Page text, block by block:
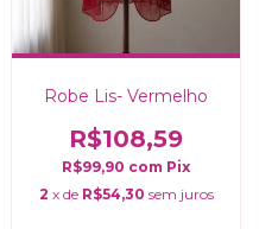
Robe Lis- Vermelho
R$108,59
R$99,90 com Pix
2 x de R$54,30 sem juros